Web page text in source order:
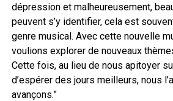
dépression et malheureusement,
peuvent s’y identifier, cela est
genre musical. Avec cette nouvelle
voulions explorer de nouveaux
Cette fois, au lieu de nous apitoyer
d’espérer des jours meilleurs, nous
avançons.”